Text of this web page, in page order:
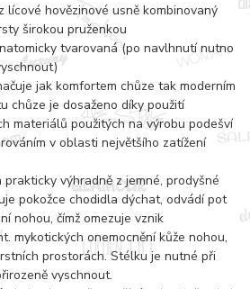
lícové hovězinové usně kombinovaný
širokou pruženkou
tvarovaná (po navlhnutí nutno
jak komfortem chůze tak moderním
chůze je dosaženo díky použití
materiálů použitých na výrobu podešví
v oblasti největšího zatížení
výhradně z jemné, prodyšné
pokožce chodidla dýchat, odvádí pot
nohou, čímž omezuje vznik
mykotických onemocnění kůže nohou,
prostorách. Stélku je nutné při
vyschnout.